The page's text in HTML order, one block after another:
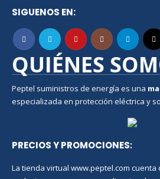
SIGUENOS EN:
QUIÉNES
Peptel suministros de energía es una
especializada en protección eléctrica y
PRECIOS Y PROMOCIONES:
La tienda virtual www.peptel.com cuenta